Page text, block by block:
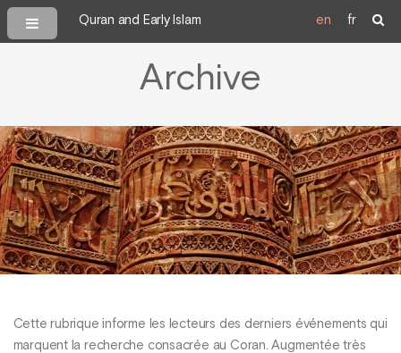
Quran and Early Islam en fr
Archive
Cette rubrique informe les lecteurs des derniers événements qui
marquent la recherche consacrée au Coran. Augmentée très